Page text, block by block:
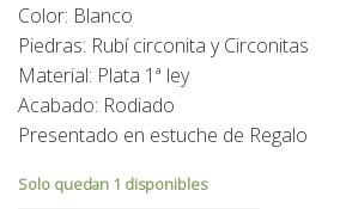
Color: Blanco
Piedras: Rubí circonita y Circonitas
Material: Plata 1ª ley
Acabado: Rodiado
Presentado en estuche de Regalo
Solo quedan 1 disponibles